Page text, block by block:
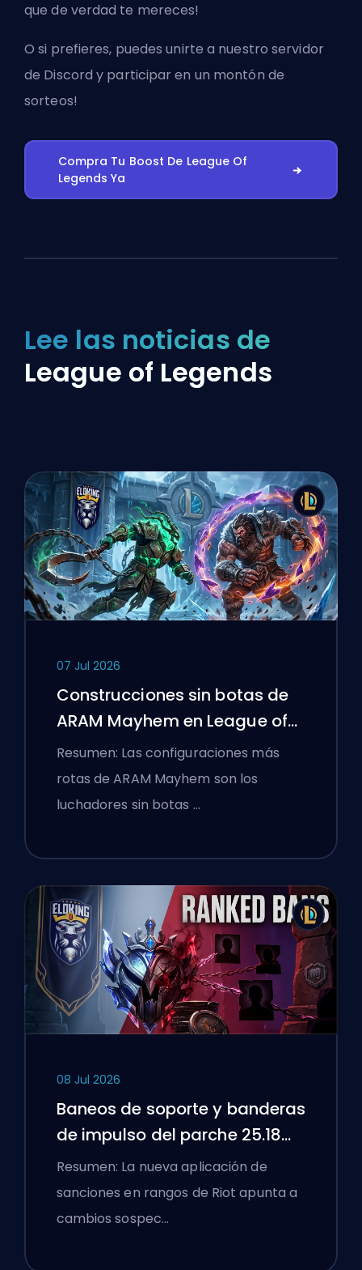
que de verdad te mereces!
O si prefieres, puedesunirte a nuestro servidor
de Discord y participar en un montón de
sorteos!
Compra Tu Boost De League Of
Legends Ya
Lee las noticias de
League of Legends
07 Jul 2026
Construcciones sin botas de
ARAM Mayhem en League of
Legends
Resumen: Las configuraciones más
rotas de ARAM Mayhem son los
luchadores sin botas …
08 Jul 2026
Baneos de soporte y banderas
de impulso del parche 25.18
de League of Legends
Resumen: La nueva aplicación de
sanciones en rangos de Riot apunta a
cambios sospec…